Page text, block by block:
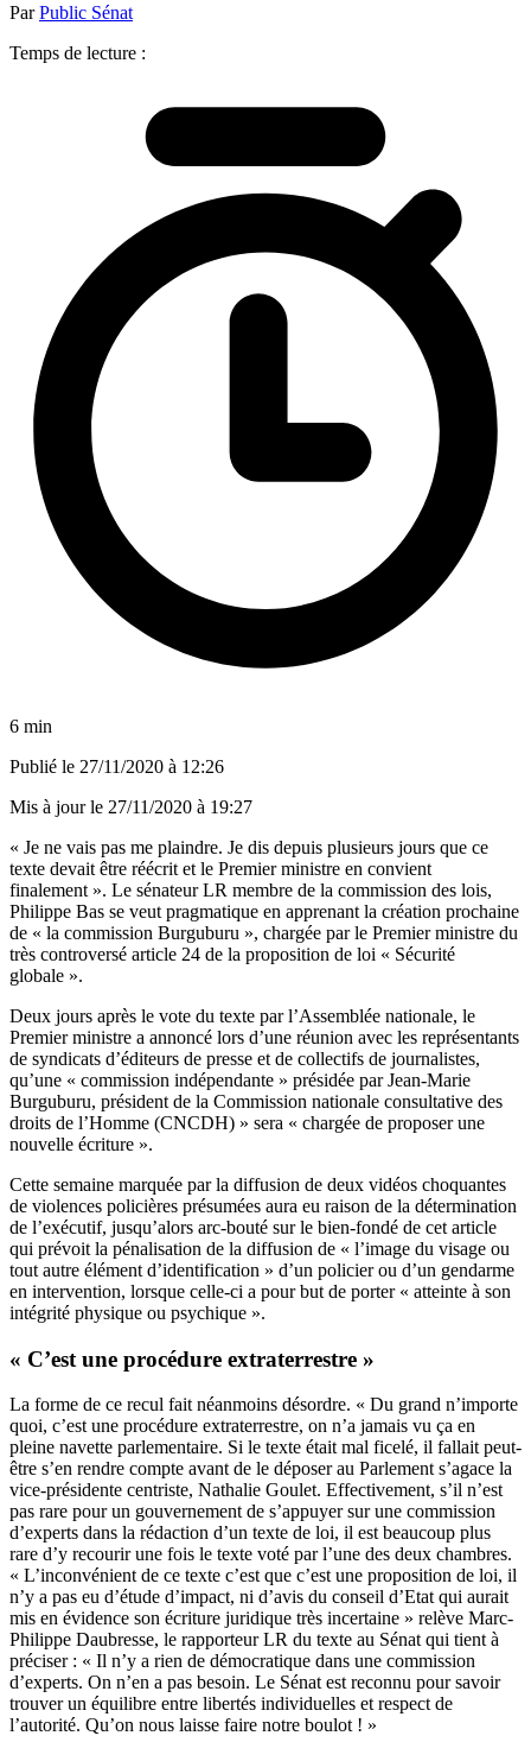
ParPublic Sénat
Temps de lecture :
6 min
Publié le 27/11/2020 à 12:26
Mis à jour le 27/11/2020 à 19:27
« Je ne vais pas me plaindre. Je dis depuis plusieurs jours que ce
texte devait être réécrit et le Premier ministre en convient
finalement ». Le sénateur LR membre de la commission des lois,
Philippe Bas se veut pragmatique en apprenant la création prochaine
de « la commission Burguburu », chargée par le Premier ministre du
très controversé article 24 de la proposition de loi « Sécurité
globale ».
Deux jours après le vote du texte par l’Assemblée nationale, le
Premier ministre a annoncé lors d’une réunion avec les représentants
de syndicats d’éditeurs de presse et de collectifs de journalistes,
qu’une « commission indépendante » présidée par Jean-Marie
Burguburu, président de la Commission nationale consultative des
droits de l’Homme (CNCDH) » sera « chargée de proposer une
nouvelle écriture ».
Cette semaine marquée par la diffusion de deux vidéos choquantes
de violences policières présumées aura eu raison de la détermination
de l’exécutif, jusqu’alors arc-bouté sur le bien-fondé de cet article
qui prévoit la pénalisation de la diffusion de « l’image du visage ou
tout autre élément d’identification » d’un policier ou d’un gendarme
en intervention, lorsque celle-ci a pour but de porter « atteinte à son
intégrité physique ou psychique ».
« C’est une procédure extraterrestre »
La forme de ce recul fait néanmoins désordre. « Du grand n’importe
quoi, c’est une procédure extraterrestre, on n’a jamais vu ça en
pleine navette parlementaire. Si le texte était mal ficelé, il fallait peut-
être s’en rendre compte avant de le déposer au Parlement s’agace la
vice-présidente centriste, Nathalie Goulet. Effectivement, s’il n’est
pas rare pour un gouvernement de s’appuyer sur une commission
d’experts dans la rédaction d’un texte de loi, il est beaucoup plus
rare d’y recourir une fois le texte voté par l’une des deux chambres.
« L’inconvénient de ce texte c’est que c’est une proposition de loi, il
n’y a pas eu d’étude d’impact, ni d’avis du conseil d’Etat qui aurait
mis en évidence son écriture juridique très incertaine » relève Marc-
Philippe Daubresse, le rapporteur LR du texte au Sénat qui tient à
préciser : « Il n’y a rien de démocratique dans une commission
d’experts. On n’en a pas besoin. Le Sénat est reconnu pour savoir
trouver un équilibre entre libertés individuelles et respect de
l’autorité. Qu’on nous laisse faire notre boulot ! »